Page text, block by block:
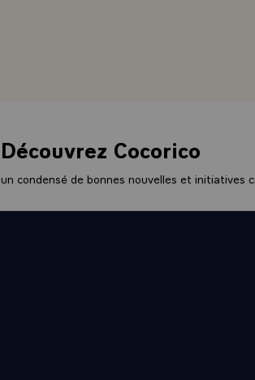
pénétrer dans ce
- Ici, Monsieur le
depuis longtemps ou
Je le souhaite
- Je voudrais
première pierre de
Découvrez Cocorico
un condensé de bonnes nouvelles et initiatives